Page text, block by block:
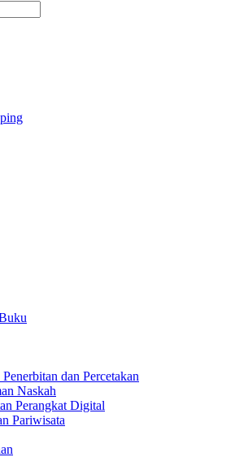
dan Percetakan
Naskah
Perangkat Digital
Pariwisata